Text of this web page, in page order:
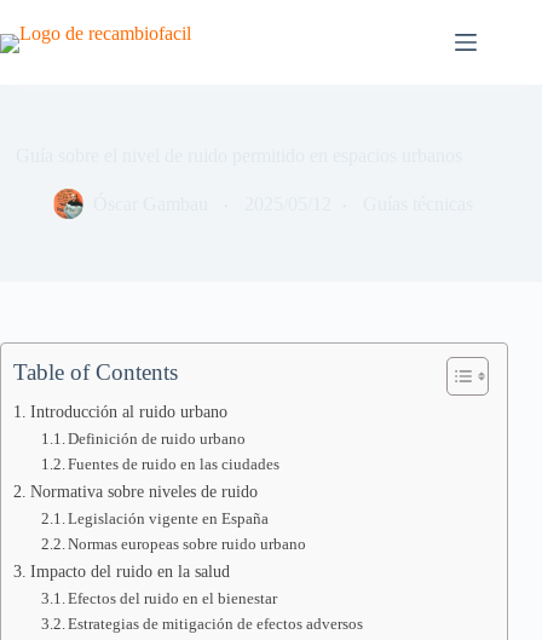
al
contenido
Table of Contents
Introducción al ruido urbano
Definición de ruido urbano
Fuentes de ruido en las ciudades
Normativa sobre niveles de ruido
Legislación vigente en España
Normas europeas sobre ruido urbano
Impacto del ruido en la salud
Efectos del ruido en el bienestar
Estrategias de mitigación de efectos adversos